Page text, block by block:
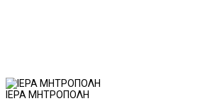
ΙΕΡΑ ΜΗΤΡΟΠΟΛΗ